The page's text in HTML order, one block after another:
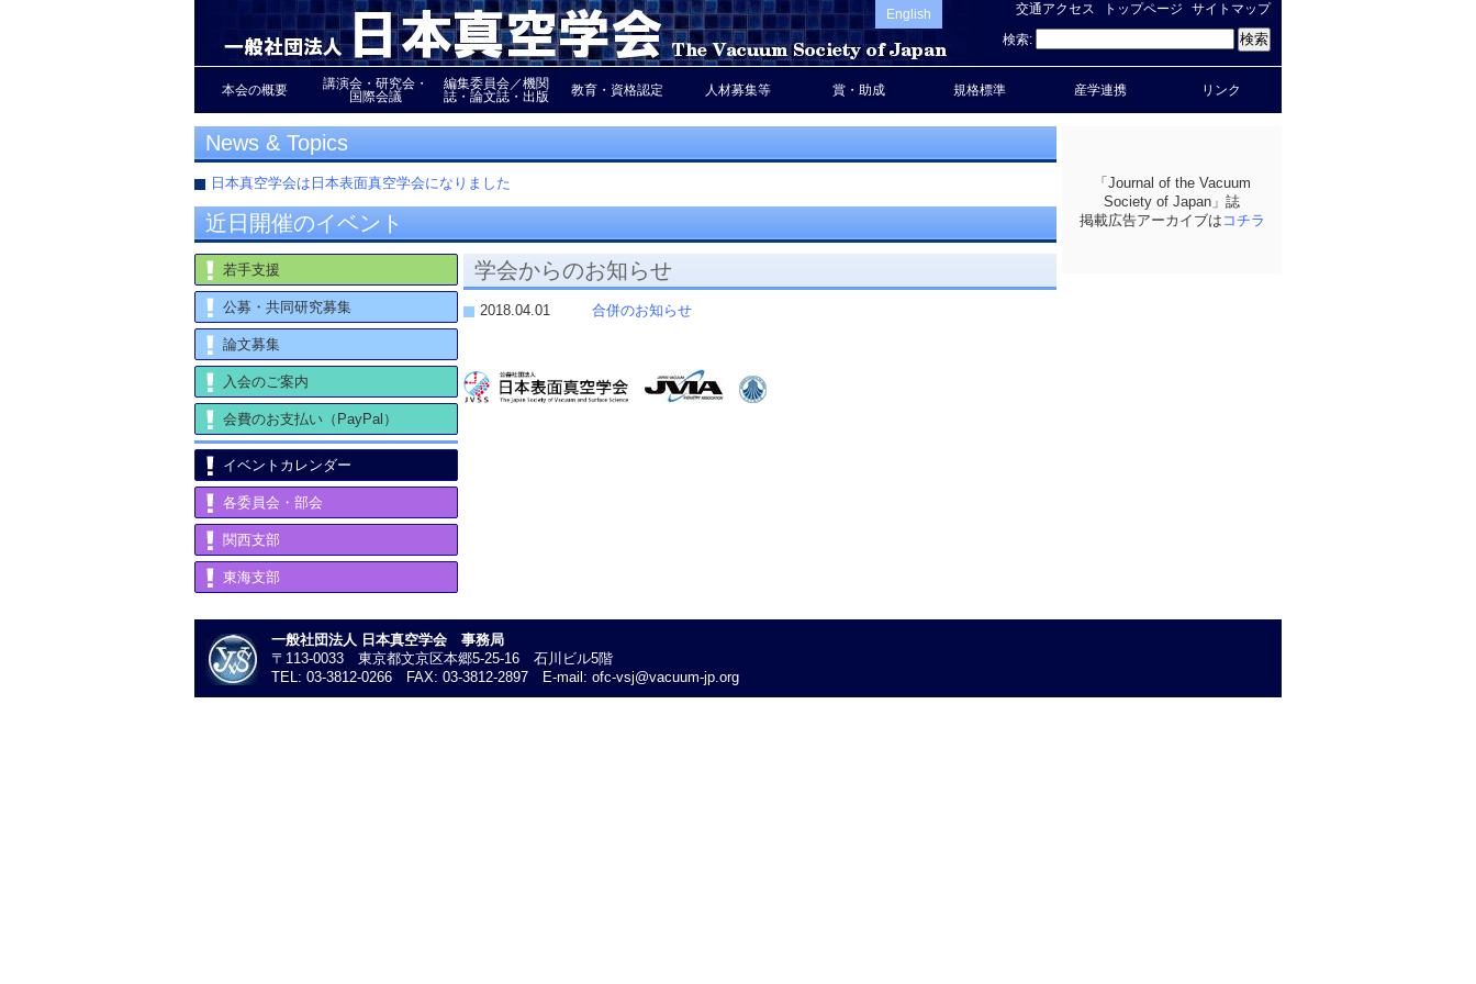
English
検索:
交通アクセス トップページ サイトマップ
本会の概要
講演会・研究会・
国際会議
編集委員会／機関
誌・論文誌・出版
教育・資格認定 人材募集等 賞・助成 規格標準 産学連携 リンク
News & Topics
日本真空学会は日本表面真空学会になりました
近日開催のイベント
若手支援
公募・共同研究募集
論文募集
入会のご案内
会費のお支払い（PayPal）
イベントカレンダー
各委員会・部会
関西支部
東海支部
学会からのお知らせ
2018.04.01 合併のお知らせ
「Journal of the Vacuum
Society of Japan」誌
掲載広告アーカイブは コチラ
一般社団法人 日本真空学会 事務局
〒113-0033 東京都文京区本郷5-25-16 石川ビル5階
TEL: 03-3812-0266 FAX: 03-3812-2897 E-mail: ofc-vsj@vacuum-jp.org